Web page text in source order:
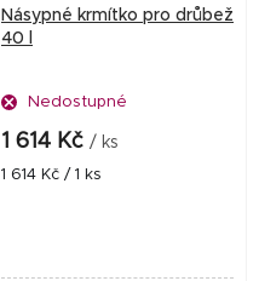
Násypné krmítko pro drůbež
40 l
Nedostupné
1 614 Kč / ks
Měrná
1 614 Kč / 1 ks